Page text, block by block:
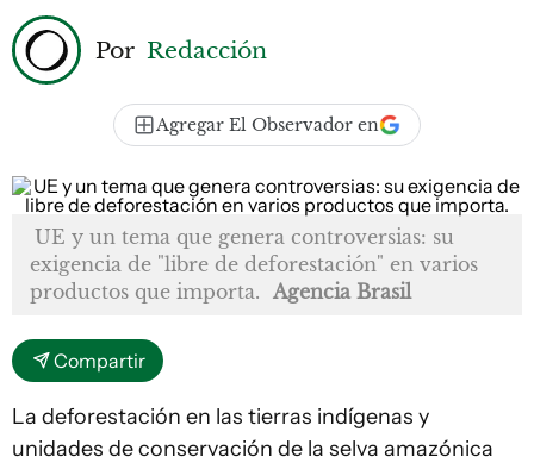
Por Redacción
Agregar El Observador en
UE y un tema que genera controversias: su
exigencia de "libre de deforestación" en varios
productos que importa. Agencia Brasil
Compartir
La deforestación en las tierras indígenas y
unidades de conservación de la selva amazónica